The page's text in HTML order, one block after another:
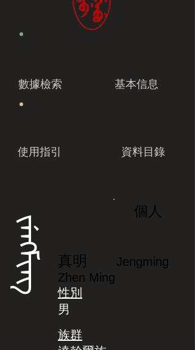
數據檢索 基本信息
使用指引 資料目錄
ᠵᡝᠩᠮᡳᠩ
個人
真明
Jengming
Zhen Ming
性別
男
族群